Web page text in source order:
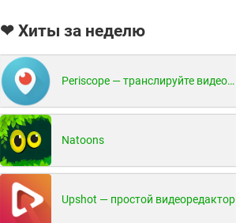
❤ Хиты за неделю
Periscope — транслируйте видео в реальном времени!
Natoons
Upshot — простой видеоредактор